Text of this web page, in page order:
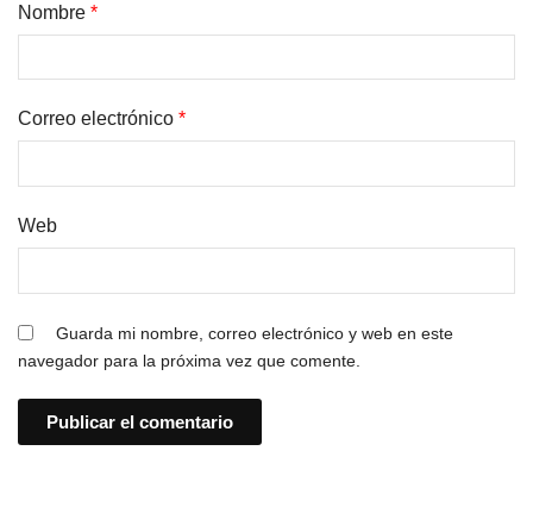
Nombre *
Correo electrónico *
Web
Guarda mi nombre, correo electrónico y web en este
navegador para la próxima vez que comente.